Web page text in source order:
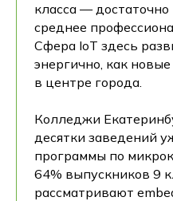
класса —
среднее
Сфера IoT здесь
энергично, как
в центре города.
Колледжи
десятки заведений
программы по
64% выпускников 9
рассматривают